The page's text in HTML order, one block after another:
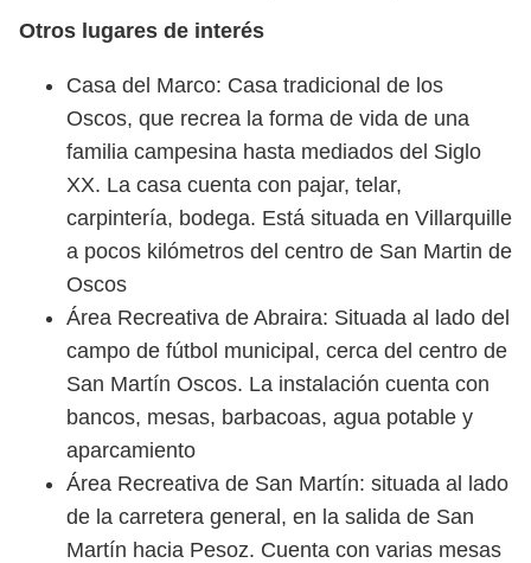
Otros lugares de interés
Casa del Marco: Casa tradicional de los
Oscos, que recrea la forma de vida de una
familia campesina hasta mediados del Siglo
XX. La casa cuenta con pajar, telar,
carpintería, bodega. Está situada en Villarquille
a pocos kilómetros del centro de San Martin de
Oscos
Área Recreativa de Abraira: Situada al lado del
campo de fútbol municipal, cerca del centro de
San Martín Oscos. La instalación cuenta con
bancos, mesas, barbacoas, agua potable y
aparcamiento
Área Recreativa de San Martín: situada al lado
de la carretera general, en la salida de San
Martín hacia Pesoz. Cuenta con varias mesas